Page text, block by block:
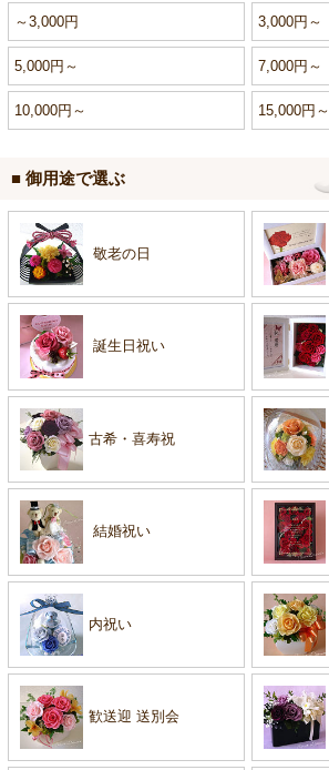
～3,000円 3,000円～
5,000円～ 7,000円～
10,000円～ 15,000円～
■ 御用途で選ぶ
敬老の日
誕生日祝い
古希・喜寿祝
結婚祝い
内祝い
歓送迎 送別会